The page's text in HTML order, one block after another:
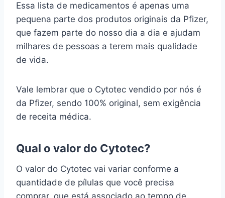
Essa lista de medicamentos é apenas uma
pequena parte dos produtos originais da Pfizer,
que fazem parte do nosso dia a dia e ajudam
milhares de pessoas a terem mais qualidade
de vida.
Vale lembrar que o Cytotec vendido por nós é
da Pfizer, sendo 100% original, sem exigência
de receita médica.
Qual o valor do Cytotec?
O valor do Cytotec vai variar conforme a
quantidade de pílulas que você precisa